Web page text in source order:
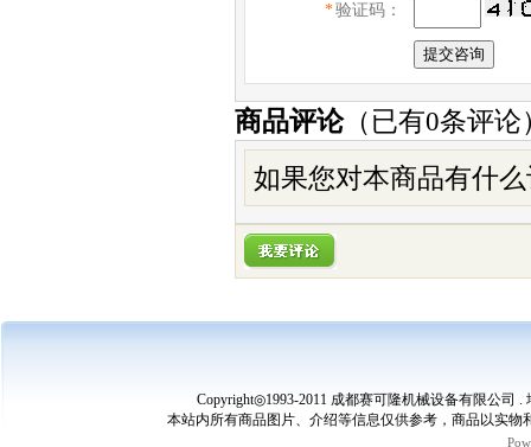
*验证码：
商品评论（已有0条评论
如果您对本商品有什
Copyright◎1993-2011 成都赛可隆机械设备有限公司
本站内所有商品图片、介绍等信息仅供参考，商品以实